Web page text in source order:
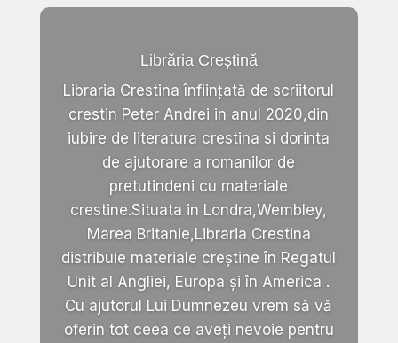
Librăria Creștină
Libraria Crestina înființată de scriitorul
crestin Peter Andrei in anul 2020,din
iubire de literatura crestina si dorinta
de ajutorare a romanilor de
pretutindeni cu materiale
crestine.Situata in Londra,Wembley,
Marea Britanie,Libraria Crestina
distribuie materiale creștine în Regatul
Unit al Angliei, Europa și în America .
Cu ajutorul Lui Dumnezeu vrem să vă
oferin tot ceea ce aveți nevoie pentru